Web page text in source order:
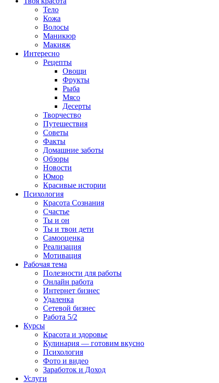
Тело
Кожа
Волосы
Маникюр
Макияж
Интересно
Рецепты
Овощи
Фрукты
Рыба
Мясо
Десерты
Творчество
Путешествия
Советы
Факты
Домашние заботы
Обзоры
Новости
Юмор
Красивые истории
Психология
Красота Сознания
Счастье
Ты и он
Ты и твои дети
Самооценка
Реализация
Мотивация
Рабочая тема
Полезности для работы
Онлайн работа
Интернет бизнес
Удаленка
Сетевой бизнес
Работа 5/2
Курсы
Красота и здоровье
Кулинария — готовим вкусно
Психология
Фото и видео
Заработок и Доход
Услуги